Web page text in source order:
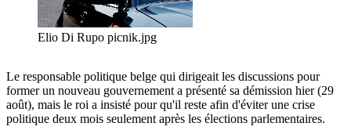
Elio Di Rupo picnik.jpg
Le responsable politique belge qui dirigeait les discussions pour
former un nouveau gouvernement a présenté sa démission hier (29
août), mais le roi a insisté pour qu'il reste afin d'éviter une crise
politique deux mois seulement après les élections parlementaires.